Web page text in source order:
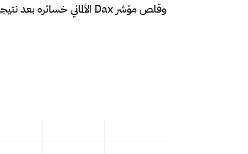
وقلص مؤشر Dax الألماني خسائره بعد نتيجة الجولة الثانية، حيث انخفض بنحو 0.47% إلى نحو 23236 نقطة.